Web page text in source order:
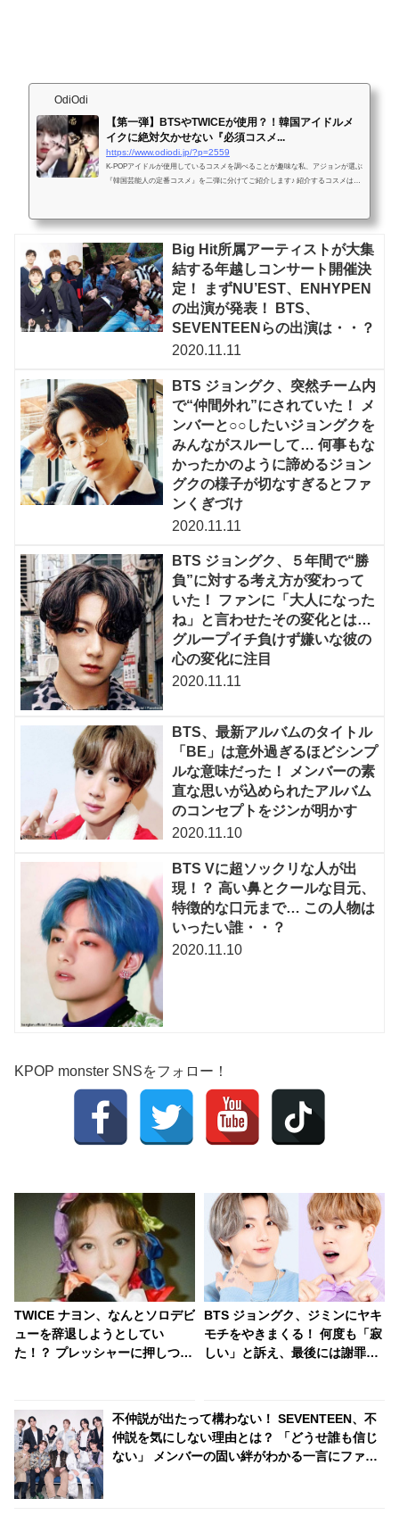
OdiOdi
【第一弾】BTSやTWICEが使用？！韓国アイドルメ
イクに絶対欠かせない『必須コスメ...
https://www.odiodi.jp/?p=2559
K-POPアイドルが使用しているコスメを調べることが趣味な私、アジョンが選ぶ
『韓国芸能人の定番コスメ』を二弾に分けてご紹介します♪ 紹介するコスメはど
Big Hit所属アーティストが大集
結する年越しコンサート開催決
定！ まずNU’EST、ENHYPEN
の出演が発表！ BTS、
SEVENTEENらの出演は・・？
2020.11.11
BTS ジョングク、突然チーム内
で“仲間外れ”にされていた！ メ
ンバーと○○したいジョングクを
みんながスルーして… 何事もな
かったかのように諦めるジョン
グクの様子が切なすぎるとファ
ンくぎづけ
2020.11.11
BTS ジョングク、５年間で“勝
負”に対する考え方が変わって
いた！ ファンに「大人になった
ね」と言わせたその変化とは…
グループイチ負けず嫌いな彼の
心の変化に注目
2020.11.11
BTS、最新アルバムのタイトル
「BE」は意外過ぎるほどシンプ
ルな意味だった！ メンバーの素
直な思いが込められたアルバム
のコンセプトをジンが明かす
2020.11.10
BTS Vに超ソックリな人が出
現！？ 高い鼻とクールな目元、
特徴的な口元まで… この人物は
いったい誰・・？
2020.11.10
KPOP monster SNSをフォロー！
TWICE ナヨン、なんとソロデビ
ューを辞退しようとしてい
た！？ プレッシャーに押しつぶ
は？
BTS ジョングク、ジミンにヤキ
モチをやきまくる！ 何度も「寂
しい」と訴え、最後には謝罪ま
クションがかわいすぎる
不仲説が出たって構わない！ SEVENTEEN、不
仲説を気にしない理由とは？ 「どうせ誰も信じ
ない」 メンバーの固い絆がわかる一言にファン